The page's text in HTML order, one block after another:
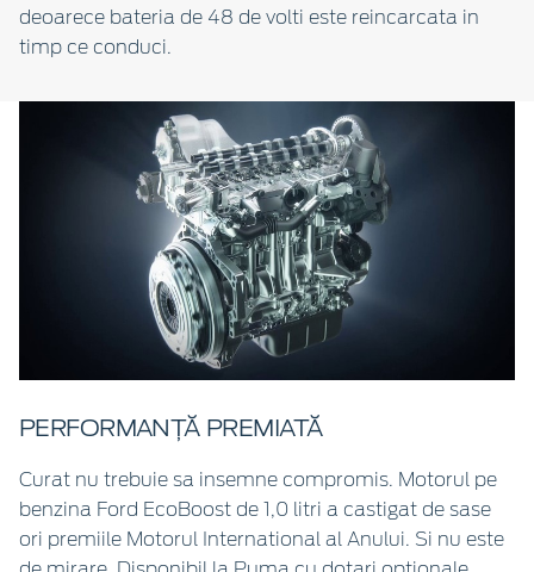
deoarece bateria de 48 de volti este reincarcata in
timp ce conduci.
PERFORMANȚĂ PREMIATĂ
Curat nu trebuie sa insemne compromis. Motorul pe
benzina Ford EcoBoost de 1,0 litri a castigat de sase
ori premiile Motorul International al Anului. Si nu este